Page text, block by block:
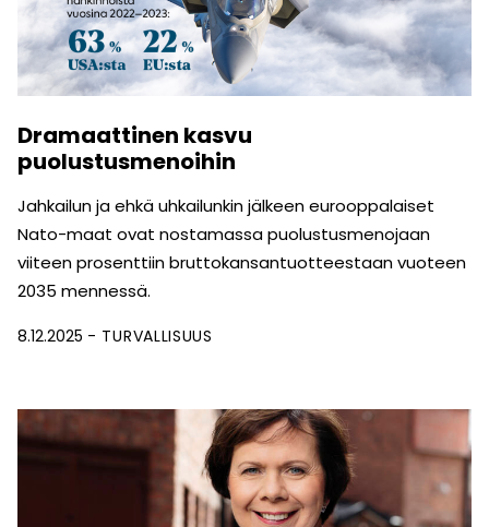
Dramaattinen kasvu
puolustusmenoihin
Jahkailun ja ehkä uhkailunkin jälkeen eurooppalaiset
Nato-maat ovat nostamassa puolustusmenojaan
viiteen prosenttiin bruttokansantuotteestaan vuoteen
2035 mennessä.
8.12.2025 TURVALLISUUS